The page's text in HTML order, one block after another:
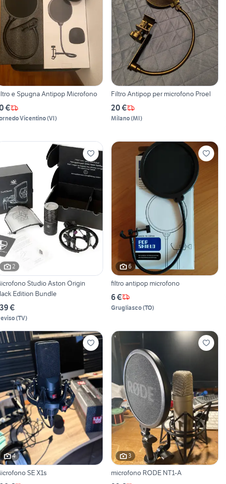
e Spugna Antipop Microfono
€
Vicentino(VI)
Filtro Antipop per microfono Proel
20 €
Milano(MI)
2
Studio Aston Origin
Edition Bundle
€
(TV)
6
filtro antipop microfono
6 €
Grugliasco(TO)
4
SE X1s
3
microfono RODE NT1-A